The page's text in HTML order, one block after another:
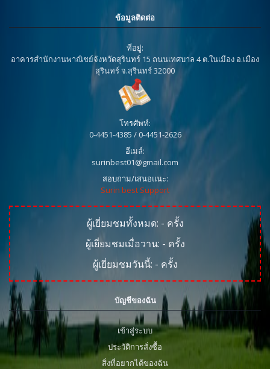
ข้อมูลติดต่อ
ที่อยู่:
อาคารสำนักงานพาณิชย์จังหวัดสุรินทร์ 15 ถนนเทศบาล 4 ต.ในเมือง อ.เมือง
สุรินทร์ จ.สุรินทร์ 32000
โทรศัพท์:
0-4451-4385 / 0-4451-2626
อีเมล์:
surinbest01@gmail.com
สอบถาม/เสนอแนะ:
Surin best Support
ผู้เยี่ยมชมทั้งหมด: - ครั้ง
ผู้เยี่ยมชมเมื่อวาน: - ครั้ง
ผู้เยี่ยมชมวันนี้: - ครั้ง
บัญชีของฉัน
เข้าสู่ระบบ
ประวัติการสั่งซื้อ
สิ่งที่อยากได้ของฉัน